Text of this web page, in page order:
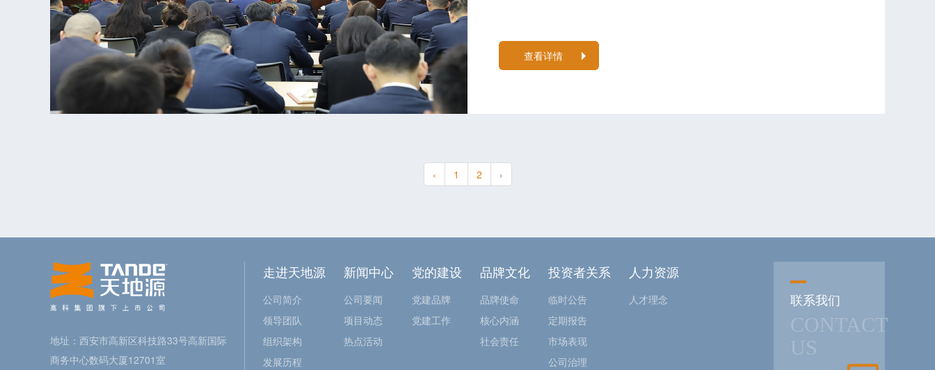
查看详情
‹ 1 2 ›
地址：西安市高新区科技路33号高新国际
商务中心数码大厦12701室
联系我们
CONTACT
US
走进天地源
公司简介
领导团队
组织架构
发展历程
新闻中心
公司要闻
项目动态
热点活动
党的建设
党建品牌
党建工作
品牌文化
品牌使命
核心内涵
社会责任
投资者关系
临时公告
定期报告
市场表现
公司治理
人力资源
人才理念